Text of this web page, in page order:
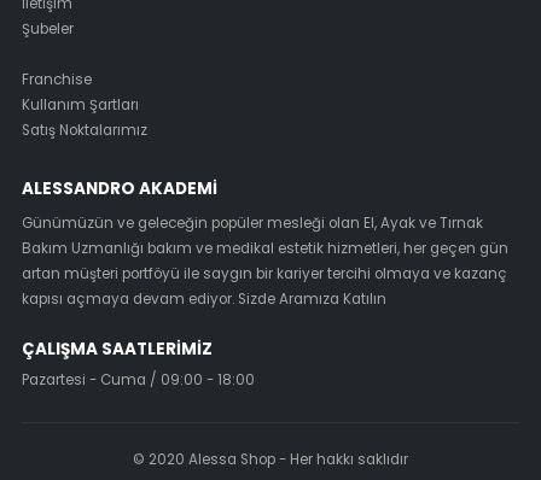
İletişim
Şubeler
Franchise
Kullanım Şartları
Satış Noktalarımız
ALESSANDRO AKADEMI
Günümüzün ve geleceğin popüler mesleği olan El, Ayak ve Tırnak
Bakım Uzmanlığı bakım ve medikal estetik hizmetleri, her geçen gün
artan müşteri portföyü ile saygın bir kariyer tercihi olmaya ve kazanç
kapısı açmaya devam ediyor. Sizde Aramıza Katılın
ÇALIŞMA SAATLERIMIZ
Pazartesi - Cuma / 09:00 - 18:00
© 2020 Alessa Shop - Her hakkı saklıdır